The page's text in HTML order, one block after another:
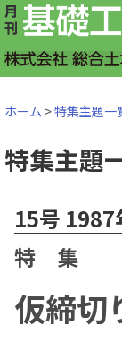
ホーム >特集主題一
特集主題
15号 1987
特 集
仮締切